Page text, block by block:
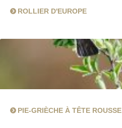
ROLLIER D'EUROPE
PIE-GRIÈCHE À TÊTE ROUSSE